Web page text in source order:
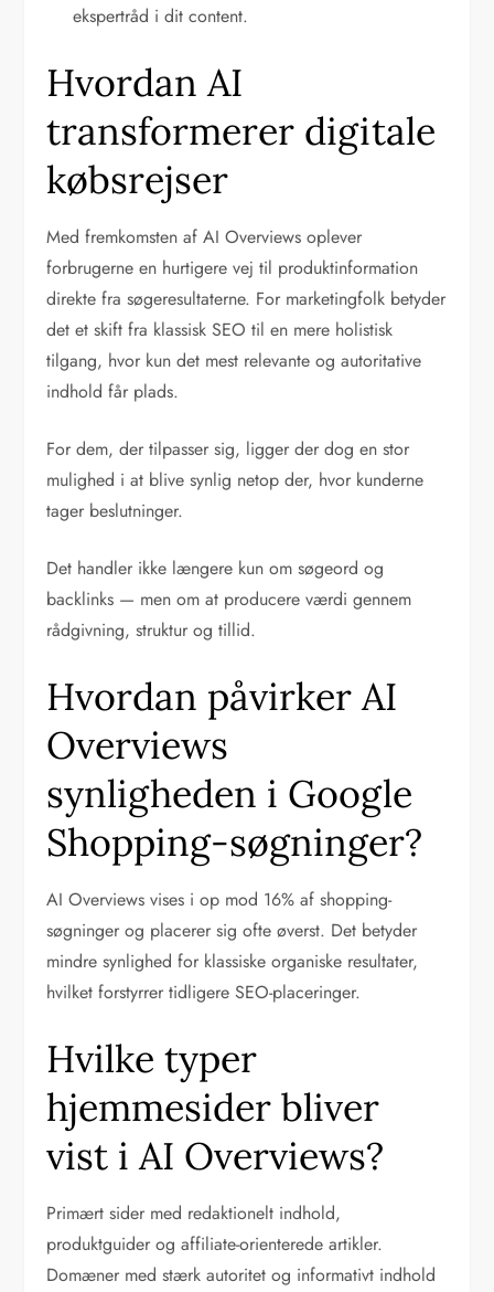
ekspertråd i dit content.
Hvordan AI
transformerer digitale
købsrejser
Med fremkomsten af AI Overviews oplever
forbrugerne en hurtigere vej til produktinformation
direkte fra søgeresultaterne. For marketingfolk betyder
det et skift fra klassisk SEO til en mere holistisk
tilgang, hvor kun det mest relevante og autoritative
indhold får plads.
For dem, der tilpasser sig, ligger der dog en stor
mulighed i at blive synlig netop der, hvor kunderne
tager beslutninger.
Det handler ikke længere kun om søgeord og
backlinks — men om at producere værdi gennem
rådgivning, struktur og tillid.
Hvordan påvirker AI
Overviews
synligheden i Google
Shopping-søgninger?
AI Overviews vises i op mod 16% af shopping-
søgninger og placerer sig ofte øverst. Det betyder
mindre synlighed for klassiske organiske resultater,
hvilket forstyrrer tidligere SEO-placeringer.
Hvilke typer
hjemmesider bliver
vist i AI Overviews?
Primært sider med redaktionelt indhold,
produktguider og affiliate-orienterede artikler.
Domæner med stærk autoritet og informativt indhold